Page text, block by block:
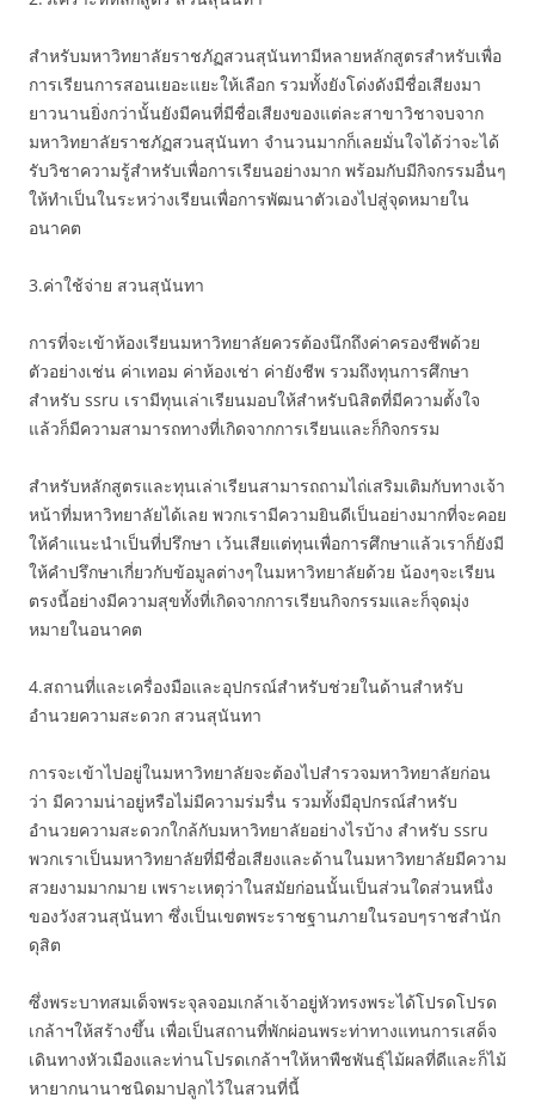
สำหรับมหาวิทยาลัยราชภัฏสวนสุนันทามีหลายหลักสูตรสำหรับเพื่อ
การเรียนการสอนเยอะแยะให้เลือก รวมทั้งยังโด่งดังมีชื่อเสียงมา
ยาวนานยิ่งกว่านั้นยังมีคนที่มีชื่อเสียงของแต่ละสาขาวิชาจบจาก
มหาวิทยาลัยราชภัฏสวนสุนันทา จำนวนมากก็เลยมั่นใจได้ว่าจะได้
รับวิชาความรู้สำหรับเพื่อการเรียนอย่างมาก พร้อมกับมีกิจกรรมอื่นๆ
ให้ทำเป็นในระหว่างเรียนเพื่อการพัฒนาตัวเองไปสู่จุดหมายใน
อนาคต
3.ค่าใช้จ่าย สวนสุนันทา
การที่จะเข้าห้องเรียนมหาวิทยาลัยควรต้องนึกถึงค่าครองชีพด้วย
ตัวอย่างเช่น ค่าเทอม ค่าห้องเช่า ค่ายังชีพ รวมถึงทุนการศึกษา
สำหรับ ssru เรามีทุนเล่าเรียนมอบให้สำหรับนิสิตที่มีความตั้งใจ
แล้วก็มีความสามารถทางที่เกิดจากการเรียนและก็กิจกรรม
สำหรับหลักสูตรและทุนเล่าเรียนสามารถถามไถ่เสริมเติมกับทางเจ้า
หน้าที่มหาวิทยาลัยได้เลย พวกเรามีความยินดีเป็นอย่างมากที่จะคอย
ให้คำแนะนำเป็นที่ปรึกษา เว้นเสียแต่ทุนเพื่อการศึกษาแล้วเราก็ยังมี
ให้คำปรึกษาเกี่ยวกับข้อมูลต่างๆในมหาวิทยาลัยด้วย น้องๆจะเรียน
ตรงนี้อย่างมีความสุขทั้งที่เกิดจากการเรียนกิจกรรมและก็จุดมุ่ง
หมายในอนาคต
4.สถานที่และเครื่องมือและอุปกรณ์สำหรับช่วยในด้านสำหรับ
อำนวยความสะดวก สวนสุนันทา
การจะเข้าไปอยู่ในมหาวิทยาลัยจะต้องไปสำรวจมหาวิทยาลัยก่อน
ว่า มีความน่าอยู่หรือไม่มีความร่มรื่น รวมทั้งมีอุปกรณ์สำหรับ
อำนวยความสะดวกใกล้กับมหาวิทยาลัยอย่างไรบ้าง สำหรับ ssru
พวกเราเป็นมหาวิทยาลัยที่มีชื่อเสียงและด้านในมหาวิทยาลัยมีความ
สวยงามมากมาย เพราะเหตุว่าในสมัยก่อนนั้นเป็นส่วนใดส่วนหนึ่ง
ของวังสวนสุนันทา ซึ่งเป็นเขตพระราชฐานภายในรอบๆราชสำนัก
ดุสิต
ซึ่งพระบาทสมเด็จพระจุลจอมเกล้าเจ้าอยู่หัวทรงพระได้โปรดโปรด
เกล้าฯให้สร้างขึ้น เพื่อเป็นสถานที่พักผ่อนพระท่าทางแทนการเสด็จ
เดินทางหัวเมืองและท่านโปรดเกล้าฯให้หาพืชพันธุ์ไม้ผลที่ดีและก็ไม้
หายากนานาชนิดมาปลูกไว้ในสวนที่นี้